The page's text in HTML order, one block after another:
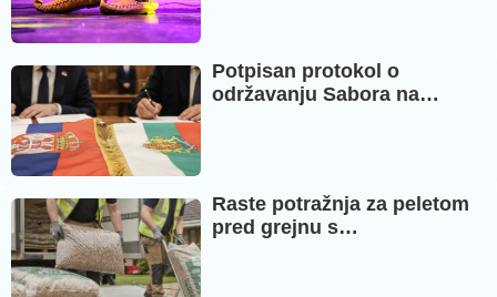
Potpisan protokol o
održavanju Sabora na…
Raste potražnja za peletom
pred grejnu s…